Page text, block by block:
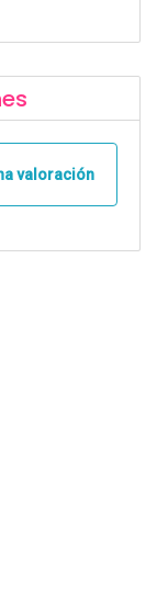
valoración